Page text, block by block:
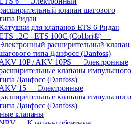
клапан шагового
Ридан
для клапанов ETS 6 Ридан
12C - ETS 100C (Colibri®) —
расширительный клапан
типа Данфосс (Danfoss)
AKV 10P / AKV 10PS — Электронные
клапаны импульсного
Данфосс (Danfoss)
AKV 15 — Электронные
клапаны импульсного
Данфосс (Danfoss)
клапаны